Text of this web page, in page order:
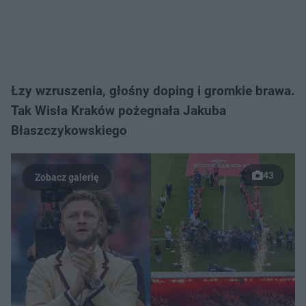
Łzy wzruszenia, głośny doping i gromkie brawa.
Tak Wisła Kraków pożegnała Jakuba
Błaszczykowskiego
43